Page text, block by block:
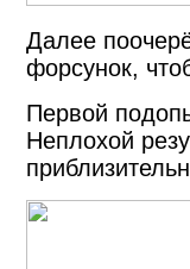
Далее
форсунок,
Первой
Неплохой